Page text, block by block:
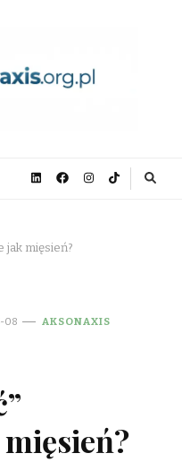
jak mięsień?
08 AKSONAXIS